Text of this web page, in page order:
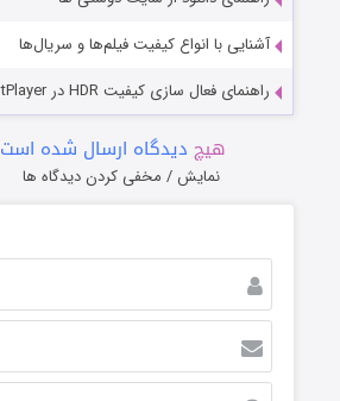
آشنایی با انواع کیفیت فیلم‌ها و سریال‌ها
راهنمای فعال سازی کیفیت HDR در PotPlayer
هیچ دیدگاه ارسال شده است
نمایش / مخفی کردن دیدگاه ها